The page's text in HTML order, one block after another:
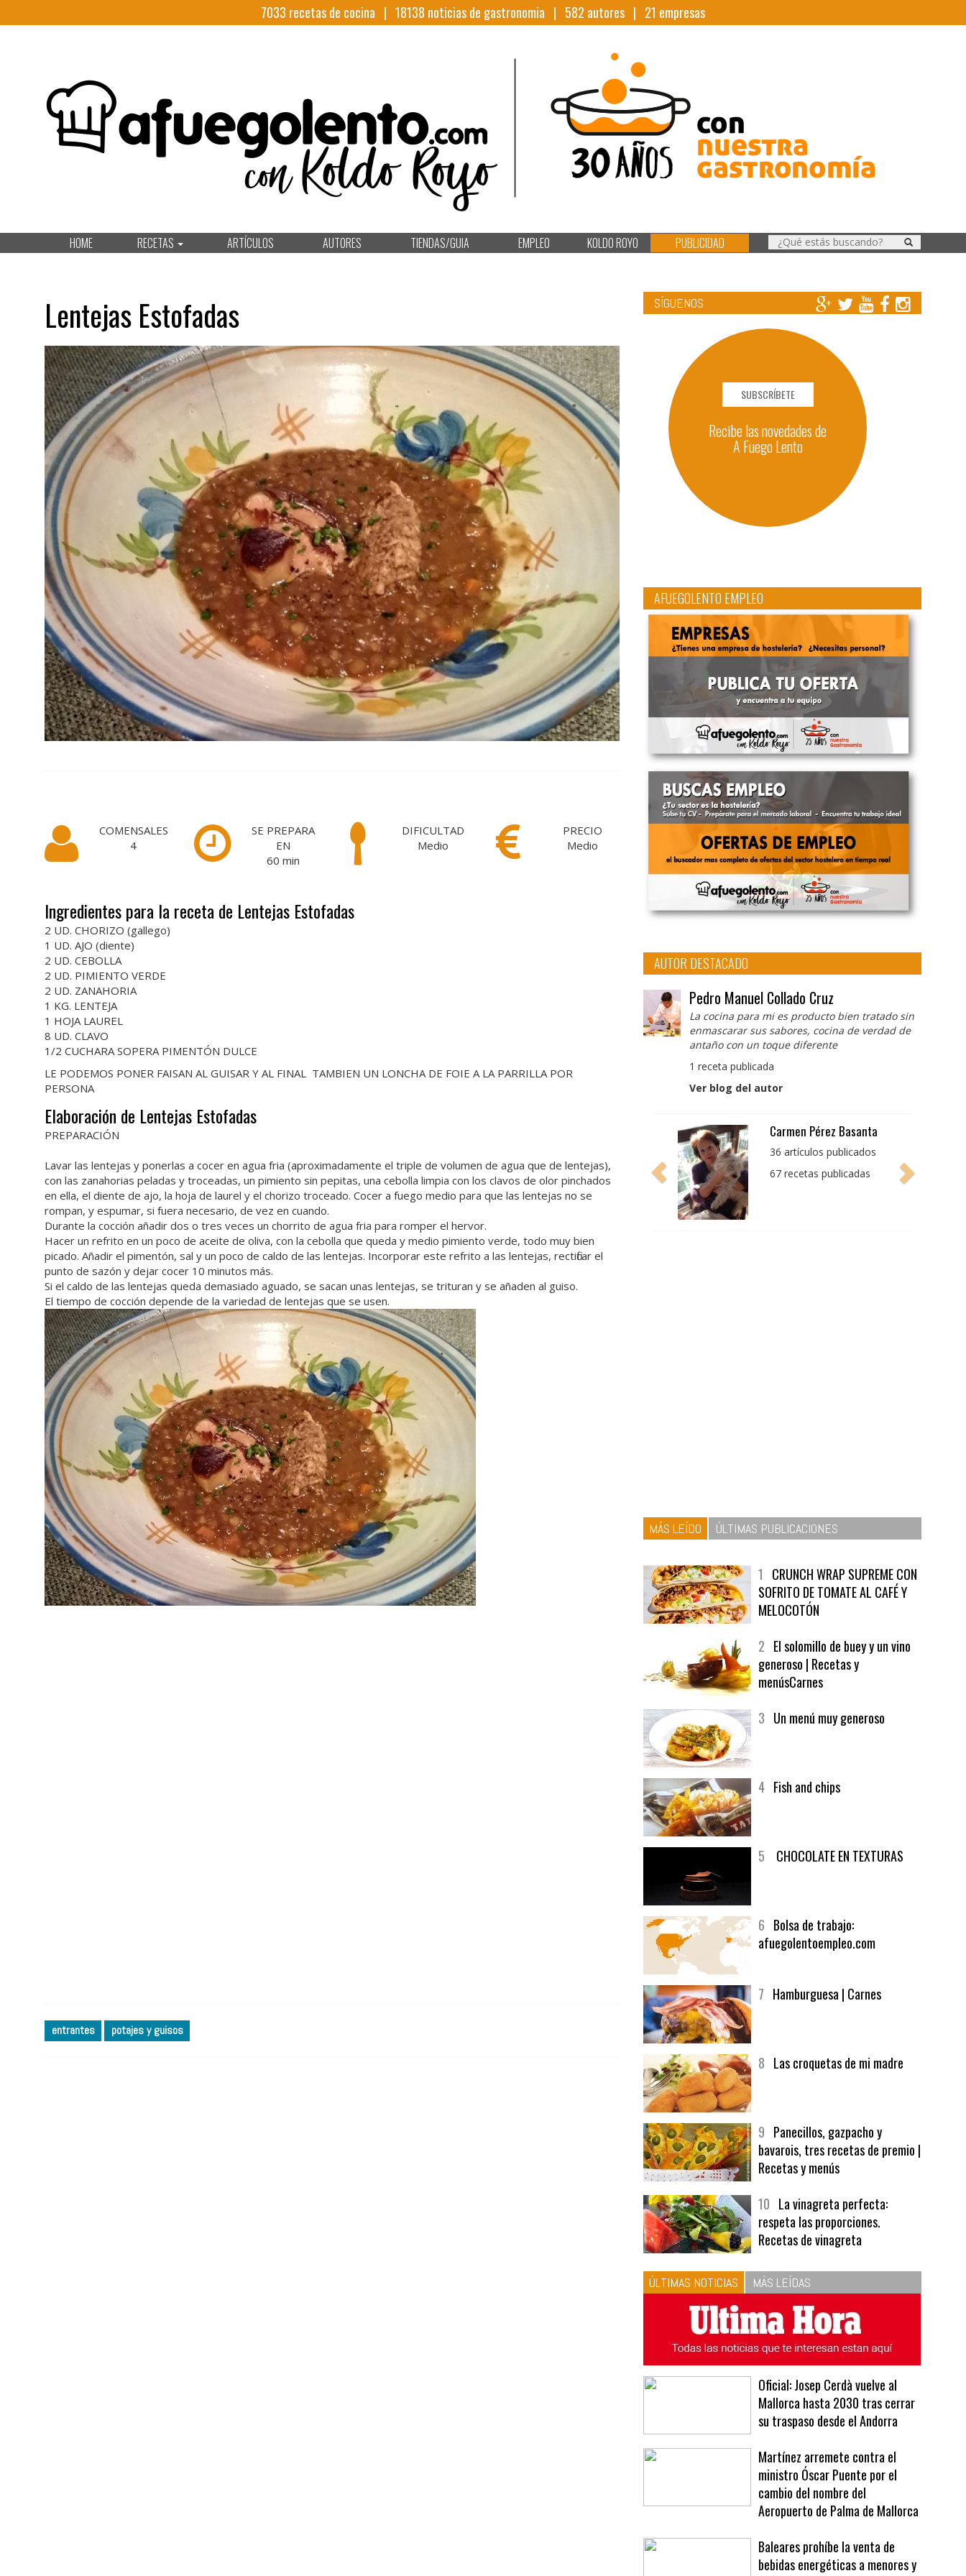
7033 recetas de cocina | 18138 noticias de gastronomia | 582 autores | 21 empresas
HOME RECETAS ARTÍCULOS AUTORES TIENDAS/GUIA EMPLEO KOLDO ROYO PUBLICIDAD
Lentejas Estofadas
COMENSALES
4
SE PREPARA
EN
60 min
DIFICULTAD
Medio
PRECIO
Medio
Ingredientes para la receta de Lentejas Estofadas
2 UD. CHORIZO (gallego)
1 UD. AJO (diente)
2 UD. CEBOLLA
2 UD. PIMIENTO VERDE
2 UD. ZANAHORIA
1 KG. LENTEJA
1 HOJA LAUREL
8 UD. CLAVO
1/2 CUCHARA SOPERA PIMENTÓN DULCE
LE PODEMOS PONER FAISAN AL GUISAR Y AL FINAL TAMBIEN UN LONCHA DE FOIE A LA PARRILLA POR
PERSONA
Elaboración de Lentejas Estofadas
PREPARACIÓN
Lavar las lentejas y ponerlas a cocer en agua fria (aproximadamente el triple de volumen de agua que de lentejas),
con las zanahorias peladas y troceadas, un pimiento sin pepitas, una cebolla limpia con los clavos de olor pinchados
en ella, el diente de ajo, la hoja de laurel y el chorizo troceado. Cocer a fuego medio para que las lentejas no se
rompan, y espumar, si fuera necesario, de vez en cuando.
Durante la cocción añadir dos o tres veces un chorrito de agua fria para romper el hervor.
Hacer un refrito en un poco de aceite de oliva, con la cebolla que queda y medio pimiento verde, todo muy bien
picado. Añadir el pimentón, sal y un poco de caldo de las lentejas. Incorporar este refrito a las lentejas, rectificar el
punto de sazón y dejar cocer 10 minutos más.
Si el caldo de las lentejas queda demasiado aguado, se sacan unas lentejas, se trituran y se añaden al guiso.
El tiempo de cocción depende de la variedad de lentejas que se usen.
entrantes potajes y guisos
SÍGUENOS
SUBSCRÍBETE
Recibe las novedades de
A Fuego Lento
AFUEGOLENTO EMPLEO
AUTOR DESTACADO
Pedro Manuel Collado Cruz
La cocina para mi es producto bien tratado sin
enmascarar sus sabores, cocina de verdad de
antaño con un toque diferente
1 receta publicada
Ver blog del autor
Pedro Manuel Collado
Cruz
producto bien tratado
MÁS LEÍDO ÚLTIMAS PUBLICACIONES
SOFRITO DE TOMATE AL CAFÉ Y
MELOCOTÓN
generoso | Recetas y
afuegolentoempleo.com
bavarois, tres recetas de premio |
Recetas y menús
respeta las proporciones.
Recetas de vinagreta
ÚLTIMAS NOTICIAS MÁS LEÍDAS
Mallorca hasta 2030 tras cerrar
su traspaso desde el Andorra
Martínez arremete contra el
cambio del nombre del
Aeropuerto de Palma de Mallorca